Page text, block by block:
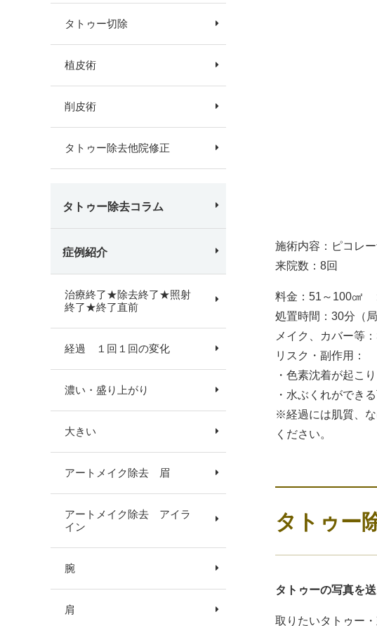
施術内容：ピコレ
来院数：8回
料金：51～100㎠
処置時間：30分（
メイク、カバー等
リスク・副作用：
・色素沈着が起こ
・水ぶくれができ
※経過には肌質、
ください。
タトゥー
タトゥーの写真を
取りたいタトゥー
タトゥー切除
植皮術
削皮術
タトゥー除去他院修正
タトゥー除去コラム
症例紹介
治療終了★除去終了★照射
終了★終了直前
経過 １回１回の変化
濃い・盛り上がり
大きい
アートメイク除去 眉
アートメイク除去 アイラ
イン
腕
肩